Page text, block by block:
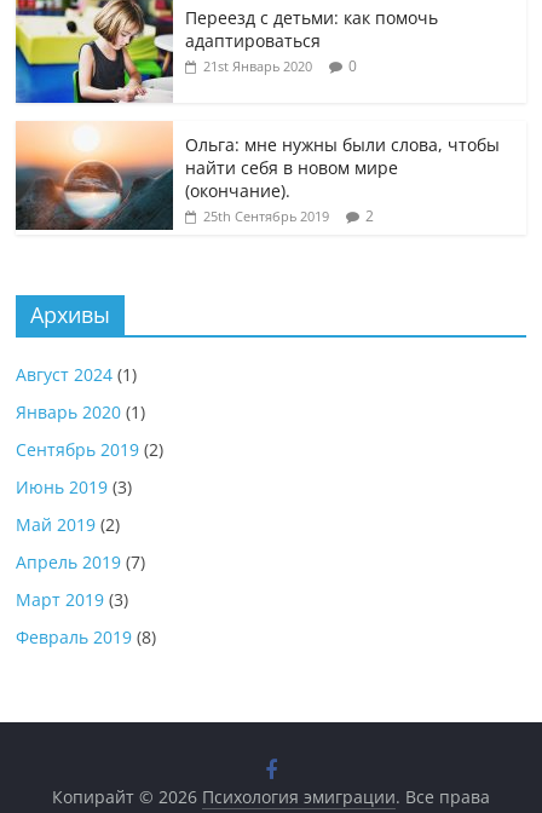
Переезд с детьми: как помочь
адаптироваться
21st Январь 2020 0
Ольга: мне нужны были слова, чтобы
найти себя в новом мире
(окончание).
25th Сентябрь 2019 2
Архивы
Август 2024 (1)
Январь 2020 (1)
Сентябрь 2019 (2)
Июнь 2019 (3)
Май 2019 (2)
Апрель 2019 (7)
Март 2019 (3)
Февраль 2019 (8)
Копирайт © 2026 Психология эмиграции. Все права